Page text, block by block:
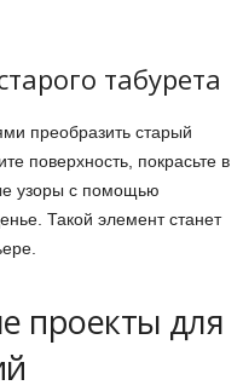
табурета
преобразить старый
поверхность, покрасьте в
узоры с помощью
Такой элемент станет
проекты для